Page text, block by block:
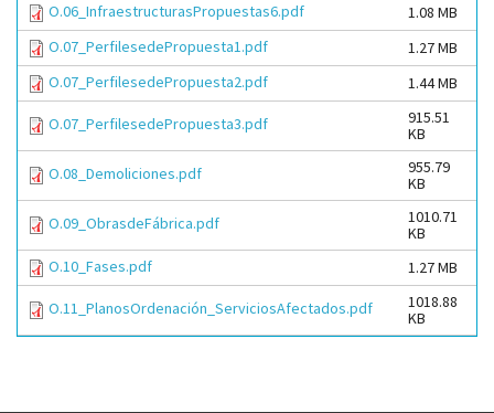
O.06_InfraestructurasPropuestas6.pdf
1.08 MB
O.07_PerfilesedePropuesta1.pdf
1.27 MB
O.07_PerfilesedePropuesta2.pdf
1.44 MB
O.07_PerfilesedePropuesta3.pdf
915.51
KB
O.08_Demoliciones.pdf
955.79
KB
O.09_ObrasdeFábrica.pdf
1010.71
KB
O.10_Fases.pdf
1.27 MB
O.11_PlanosOrdenación_ServiciosAfectados.pdf
1018.88
KB